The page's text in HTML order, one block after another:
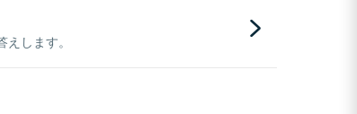
します。